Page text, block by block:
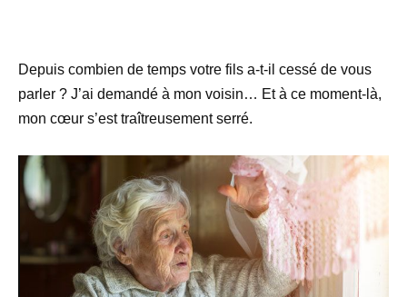
Depuis combien de temps votre fils a-t-il cessé de vous
parler ? J’ai demandé à mon voisin… Et à ce moment-là,
mon cœur s’est traîtreusement serré.